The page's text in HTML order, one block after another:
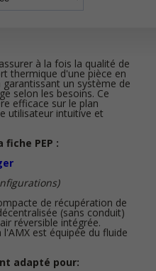
à la fois la qualité de
thermique d'une pièce en
un système de
selon les besoins. Ce
efficace sur le plan
utilisateur intuitive et
fiche PEP :
de récupération de
(sans conduit)
réversible intégrée.
est équipée du fluide
adapté pour: